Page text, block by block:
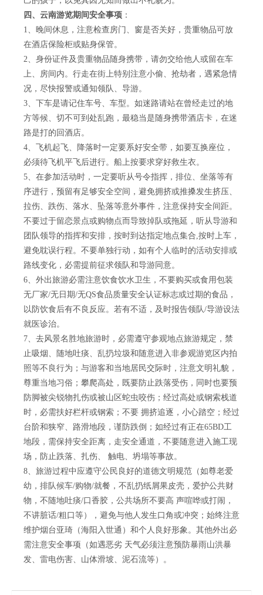
四、云南游览期间安全事项 ：
1、晚间休息，注意检查房门、窗是否关好，贵重物品可放
在酒店保险柜或贴身保管。
2、身份证件及贵重物品随身携带，请勿交给他人或留在车
上、房间内。行走在街上特别注意小偷、抢劫者，遇紧急情
况，尽快报警或通知领队、导游。
3、下车是请记住车号、车型。如迷路请站在曾经走过的地
方等候、切不可到处乱跑，最稳当是随身携带酒店卡，在迷
路是打的回酒店。
4、飞机起飞、降落时一定要系好安全带，如要互换座位，
必须待飞机平飞后进行。船上按要求穿好救生衣。
5、在参加活动时，一定要听从号令指挥，排位、坐落等有
序进行，预留有足够安全空间，避免拥挤或推搡发生挤压、
拉伤、跌伤、落水、坠落等意外事件，注意保持安全间距。
不要过于留恋景点或购物点而导致掉队或拖延，听从导游和
团队领导的指挥和安排，按时到达指定地点集合,按时上车，
避免耽误行程。不要单独行动，如有个人临时的活动安排或
路线变化，必需提前征求领队和导游同意。
6、外出旅游必需注意饮食饮水卫生，不要购买或食用包装
无厂家/无日期/无QS食品质量安全认证标志或过期的食品，
以防饮食后有不良反应。若有不适，及时报告领队/导游设法
就医诊治。
7、去风景名胜地旅游时，必需遵守参观地点旅游规定，禁
止吸烟、随地吐痰、乱扔垃圾和随意进入非参观游览区内拍
照等不良行为；与游客和当地居民交际时，注意文明礼貌，
尊重当地习俗；攀爬高处，既要防止跌落受伤，同时也要预
防脚被尖锐物扎伤或被山区蛇虫咬伤；经过高处或钢索栈道
时，必需扶好栏杆或钢索；不要 拥挤追逐，小心踏空；经过
台阶和狭窄、路滑地段，谨防跌倒；如经过有正在65BD工
地段，需保持安全距离，走安全通道，不要随意进入施工现
场，防止跌落、扎伤、 触电、坍塌等事故。
8、旅游过程中应遵守公民良好的道德文明规范（如尊老爱
幼，排队候车/购物/就餐，不乱扔纸屑果皮壳，爱护公共财
物，不随地吐痰/口香胶，公共场所不要高 声喧哗或打闹，
不讲脏话/粗口等），避免与他人发生口角或冲突；始终注意
维护烟台亚琦（海阳入世通）和个人良好形象。其他外出必
需注意安全事项（如遇恶劣 天气必须注意预防暴雨山洪暴
发、雷电伤害、山体滑坡、泥石流等）。